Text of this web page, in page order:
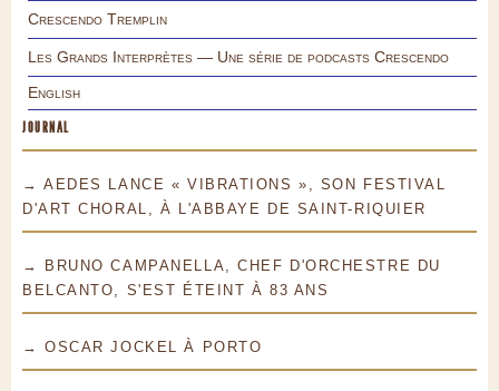
Crescendo Tremplin
Les Grands Interprètes — Une série de podcasts Crescendo
English
JOURNAL
→ AEDES LANCE « VIBRATIONS », SON FESTIVAL
D'ART CHORAL, À L'ABBAYE DE SAINT-RIQUIER
→ BRUNO CAMPANELLA, CHEF D'ORCHESTRE DU
BELCANTO, S'EST ÉTEINT À 83 ANS
→ OSCAR JOCKEL À PORTO